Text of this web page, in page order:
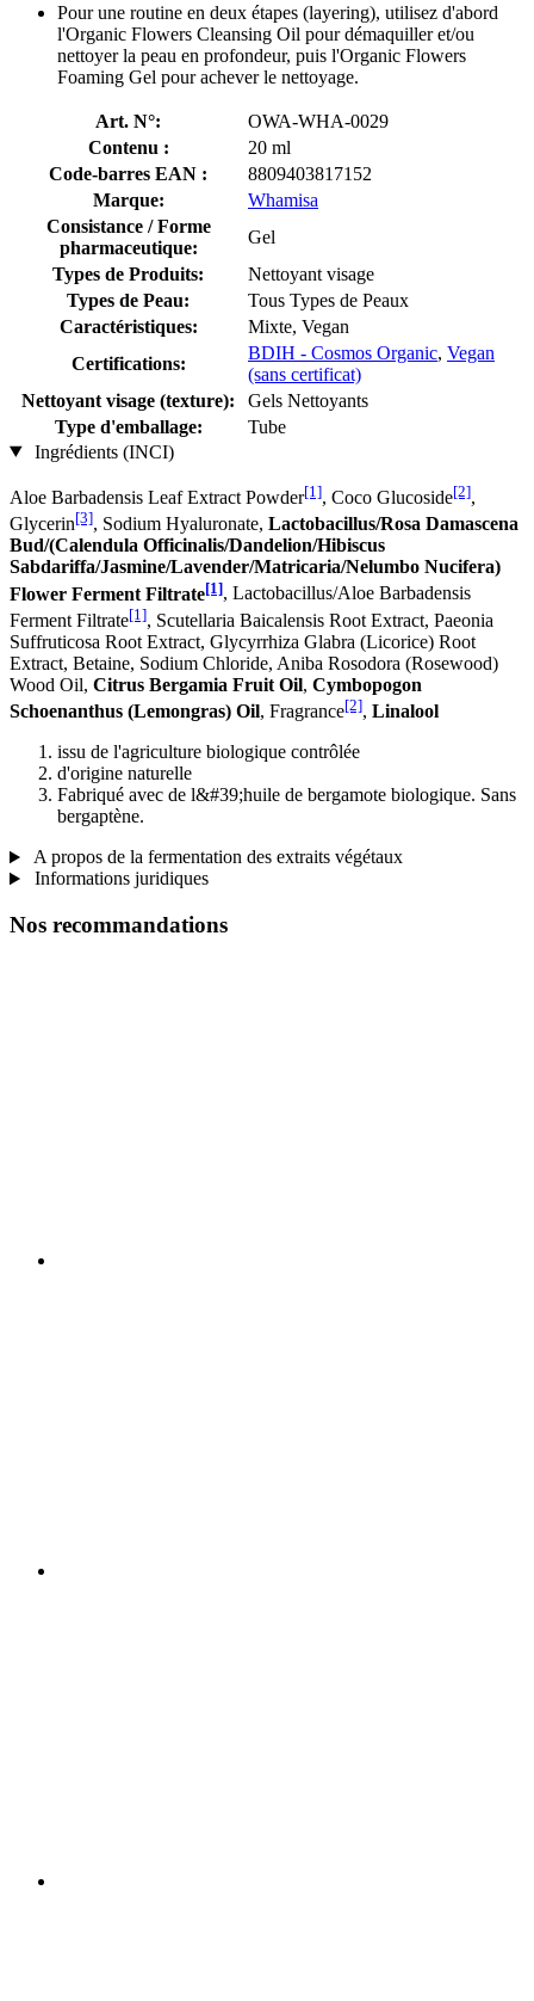
Pour une routine en deux étapes (layering), utilisez d'abord
l'Organic Flowers Cleansing Oil pour démaquiller et/ou
nettoyer la peau en profondeur, puis l'Organic Flowers
Foaming Gel pour achever le nettoyage.
Art. N°:
OWA-WHA-0029
Contenu :
20 ml
Code-barres EAN :
8809403817152
Marque:
Whamisa
Consistance / Forme
pharmaceutique:
Gel
Types de Produits:
Nettoyant visage
Types de Peau:
Tous Types de Peaux
Caractéristiques:
Mixte, Vegan
Certifications:
BDIH - Cosmos Organic, Vegan
(sans certificat)
Nettoyant visage (texture):
Gels Nettoyants
Type d'emballage:
Tube
Ingrédients (INCI)
Aloe Barbadensis Leaf Extract Powder[1], Coco Glucoside[2],
Glycerin[3], Sodium Hyaluronate, Lactobacillus/Rosa Damascena
Bud/(Calendula Officinalis/Dandelion/Hibiscus
Sabdariffa/Jasmine/Lavender/Matricaria/Nelumbo Nucifera)
Flower Ferment Filtrate[1], Lactobacillus/Aloe Barbadensis
Ferment Filtrate[1], Scutellaria Baicalensis Root Extract, Paeonia
Suffruticosa Root Extract, Glycyrrhiza Glabra (Licorice) Root
Extract, Betaine, Sodium Chloride, Aniba Rosodora (Rosewood)
Wood Oil, Citrus Bergamia Fruit Oil, Cymbopogon
Schoenanthus (Lemongras) Oil, Fragrance[2], Linalool
issu de l'agriculture biologique contrôlée
d'origine naturelle
Fabriqué avec de l&#39;huile de bergamote biologique. Sans
bergaptène.
A propos de la fermentation des extraits végétaux
Informations juridiques
Nos recommandations